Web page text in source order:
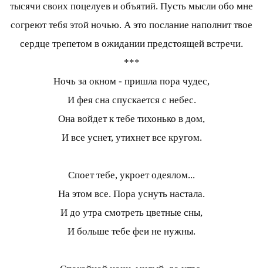
тысячи своих поцелуев и объятий. Пусть мысли обо мне
согреют тебя этой ночью. А это послание наполнит твое
сердце трепетом в ожидании предстоящей встречи.
***
Ночь за окном - пришла пора чудес,
И фея сна спускается с небес.
Она войдет к тебе тихонько в дом,
И все уснет, утихнет все кругом.
Споет тебе, укроет одеялом...
На этом все. Пора уснуть настала.
И до утра смотреть цветные сны,
И больше тебе феи не нужны.